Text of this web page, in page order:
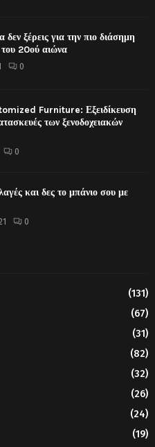
ξέρεις για την πιο διάσημη
20ού αιώνα
0
Furniture: Εξειδίκευση
των ξενοδοχειακών
0
και δες το μπάνιο σου με
0
(131)
(67)
(31)
(82)
(32)
(26)
(24)
(19)